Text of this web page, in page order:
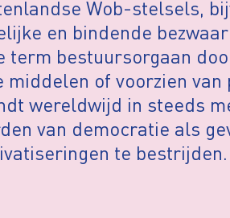
Wob-stelsels,
en bindende
term bestuursorgaan
of voorzien van
wereldwijd in steeds
van democratie als
te bestrijden.